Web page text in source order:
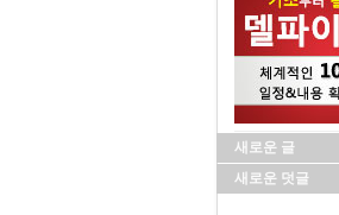
새로운 글
새로운 덧글